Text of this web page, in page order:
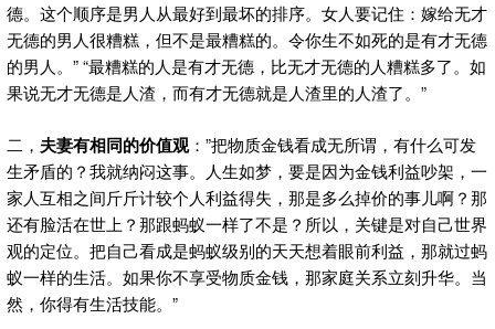
德。这个顺序是男人从最好到最坏的排序。女人要记住：嫁给无才
无德的男人很糟糕，但不是最糟糕的。令你生不如死的是有才无德
的男人。” “最糟糕的人是有才无德，比无才无德的人糟糕多了。如
果说无才无德是人渣，而有才无德就是人渣里的人渣了。”
二， 夫妻有相同的价值观：”把物质金钱看成无所谓，有什么可发
生矛盾的？我就纳闷这事。人生如梦，要是因为金钱利益吵架，一
家人互相之间斤斤计较个人利益得失，那是多么掉价的事儿啊？那
还有脸活在世上？那跟蚂蚁一样了不是？所以，关键是对自己世界
观的定位。把自己看成是蚂蚁级别的天天想着眼前利益，那就过蚂
蚁一样的生活。如果你不享受物质金钱，那家庭关系立刻升华。当
然，你得有生活技能。”